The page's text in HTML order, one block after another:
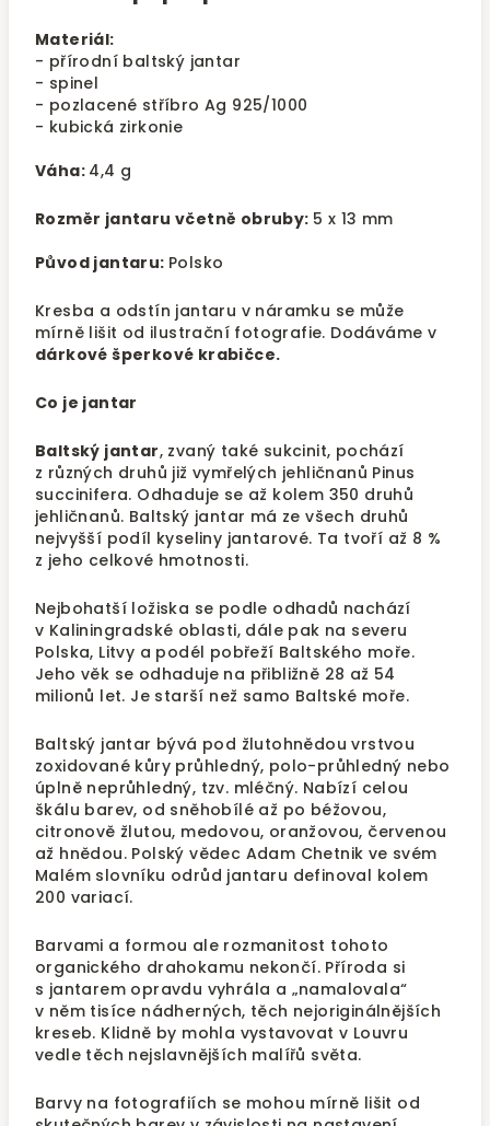
Materiál:
- přírodní baltský jantar
- spinel
- pozlacené stříbro Ag 925/1000
- kubická zirkonie
Váha: 4,4 g
Rozměr jantaru včetně obruby: 5 x 13 mm
Původ jantaru: Polsko
Kresba a odstín jantaru v náramku se může
mírně lišit od ilustrační fotografie. Dodáváme v
dárkové šperkové krabičce.
Co je jantar
Baltský jantar, zvaný také sukcinit, pochází
z různých druhů již vymřelých jehličnanů Pinus
succinifera. Odhaduje se až kolem 350 druhů
jehličnanů. Baltský jantar má ze všech druhů
nejvyšší podíl kyseliny jantarové. Ta tvoří až 8 %
z jeho celkové hmotnosti.
Nejbohatší ložiska se podle odhadů nachází
v Kaliningradské oblasti, dále pak na severu
Polska, Litvy a podél pobřeží Baltského moře.
Jeho věk se odhaduje na přibližně 28 až 54
milionů let. Je starší než samo Baltské moře.
Baltský jantar bývá pod žlutohnědou vrstvou
zoxidované kůry průhledný, polo-průhledný nebo
úplně neprůhledný, tzv. mléčný. Nabízí celou
škálu barev, od sněhobílé až po béžovou,
citronově žlutou, medovou, oranžovou, červenou
až hnědou. Polský vědec Adam Chetnik ve svém
Malém slovníku odrůd jantaru definoval kolem
200 variací.
Barvami a formou ale rozmanitost tohoto
organického drahokamu nekončí. Příroda si
s jantarem opravdu vyhrála a „namalovala“
v něm tisíce nádherných, těch nejoriginálnějších
kreseb. Klidně by mohla vystavovat v Louvru
vedle těch nejslavnějších malířů světa.
Barvy na fotografiích se mohou mírně lišit od